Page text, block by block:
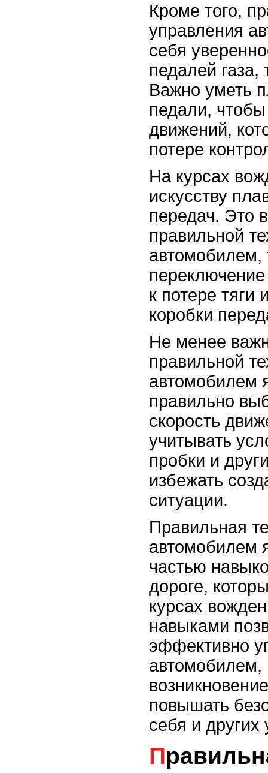
Кроме того,
управления
себя
педалей
Важно уметь
педали,
движений,
потере
На курсах
искусству
передач. Это
правильной
автомобилем,
к потере
коробки
Не менее
правильной
автомобилем
правильно
скорость
учитывать
пробки и
избежать
ситуации.
Правильная
автомобилем
частью
дороге,
курсах
навыками
эффективно
автомобилем,
повышать
себя и других
Правильная техника